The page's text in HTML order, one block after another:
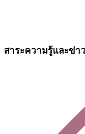
สาระความรู้และข่า